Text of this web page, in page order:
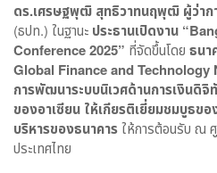
ดร.เศรษฐพุฒิ สุทธิวาทนฤพุฒิ ผู้ว่าก
(ธปท.) ในฐานะ ประธานเปิดงาน
Conference 2025” ที่จัดขึ้นโดย ธนา
Global Finance and Technology
การพัฒนาระบบนิเวศด้านการเงินดิจิ
ของอาเซียน ให้เกียรติเยี่ยมชมบูธขอ
บริหารของธนาคารให้การต้อนรับ ณ
ประเทศไทย